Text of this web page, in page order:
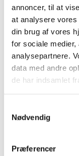
annoncer, til at
at analysere
din brug af vores
for sociale medier,
analysepartnere.
data med andre
de har indsamlet
Nødvendig
Præferencer